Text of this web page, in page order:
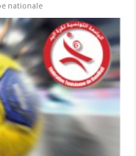
nationale